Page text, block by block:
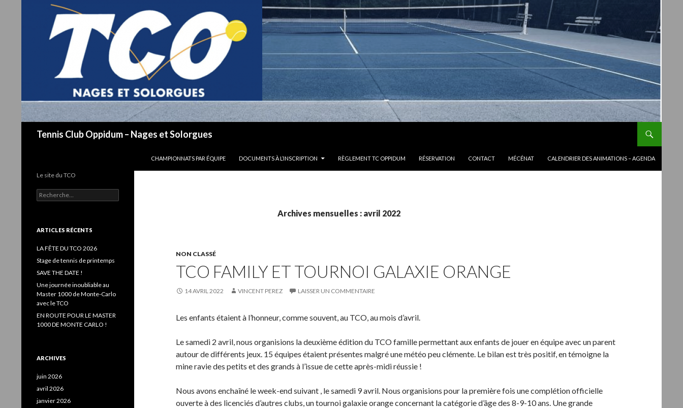
Tennis Club Oppidum – Nages et Solorgues
CHAMPIONNATS PAR ÉQUIPE
DOCUMENTS À L’INSCRIPTION RÈGLEMENT TC OPPIDUM RÉSERVATION CONTACT MÉCÉNAT CALENDRIER DES ANIMATIONS – AGENDA
Archives mensuelles : avril 2022
NON CLASSÉ
TCO FAMILY ET TOURNOI GALAXIE ORANGE
14 AVRIL 2022 VINCENT PEREZ LAISSER UN COMMENTAIRE
Les enfants étaient à l’honneur, comme souvent, au TCO, au mois d’avril.
Le samedi 2 avril, nous organisions la deuxième édition du TCO famille permettant aux enfants de jouer en équipe avec un parent
autour de différents jeux. 15 équipes étaient présentes malgré une météo peu clémente. Le bilan est très positif, en témoigne la
mine ravie des petits et des grands à l’issue de cette après-midi réussie !
Nous avons enchaîné le week-end suivant , le samedi 9 avril. Nous organisions pour la première fois une complétion officielle
ouverte à des licenciés d’autres clubs, un tournoi galaxie orange concernant la catégorie d’âge des 8-9-10 ans. Une grande
Le site du TCO
R
e
e
c
h
r
:
ARTICLES RÉCENTS
LA FÊTE DU TCO 2026
Stage de tennis de printemps
SAVE THE DATE !
Une journée inoubliable au
Master 1000 de Monte-Carlo
avec le TCO
EN ROUTE POUR LE MASTER
1000 DE MONTE CARLO !
ARCHIVES
juin 2026
avril 2026
janvier 2026